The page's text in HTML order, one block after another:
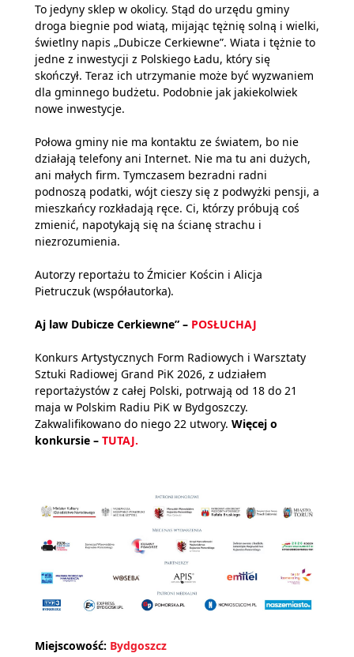
To jedyny sklep w okolicy. Stąd do urzędu gminy
droga biegnie pod wiatą, mijając tężnię solną i wielki,
świetlny napis „Dubicze Cerkiewne”. Wiata i tężnie to
jedne z inwestycji z Polskiego Ładu, który się
skończył. Teraz ich utrzymanie może być wyzwaniem
dla gminnego budżetu. Podobnie jak jakiekolwiek
nowe inwestycje.
Połowa gminy nie ma kontaktu ze światem, bo nie
działają telefony ani Internet. Nie ma tu ani dużych,
ani małych firm. Tymczasem bezradni radni
podnoszą podatki, wójt cieszy się z podwyżki pensji, a
mieszkańcy rozkładają ręce. Ci, którzy próbują coś
zmienić, napotykają się na ścianę strachu i
niezrozumienia.
Autorzy reportażu to Źmicier Kościn i Alicja
Pietruczuk (współautorka).
Aj law Dubicze Cerkiewne” – POSŁUCHAJ
Konkurs Artystycznych Form Radiowych i Warsztaty
Sztuki Radiowej Grand PiK 2026, z udziałem
reportażystów z całej Polski, potrwają od 18 do 21
maja w Polskim Radiu PiK w Bydgoszczy.
Zakwalifikowano do niego 22 utwory. Więcej o
konkursie – TUTAJ.
Miejscowość: Bydgoszcz